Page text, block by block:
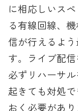
に相応しいス
る有線回線、
信が行えるよ
す。ライブ配
必ずリハーサ
起きても対処
おく必要があ